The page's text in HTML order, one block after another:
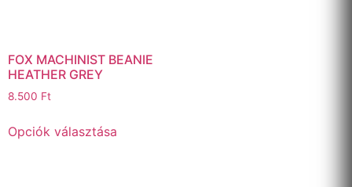
FOX MACHINIST BEANIE
HEATHER GREY
8.500 Ft
Opciók választása